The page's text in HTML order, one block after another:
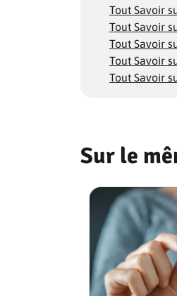
Tout Savoir
Tout Savoir
Tout Savoir
Tout Savoir
Tout Savoir
Sur le